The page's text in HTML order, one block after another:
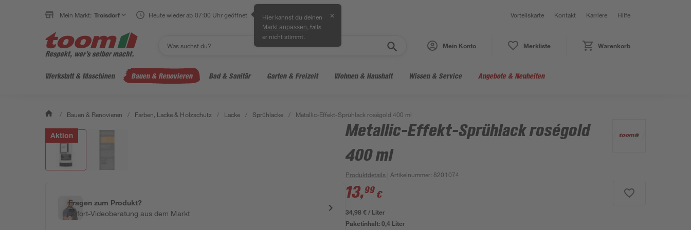
Mein Markt: Troisdorf Heute wieder ab 07:00 Uhr geöffnet Hier kannst du deinen
Markt anpassen , falls
er nicht stimmt.
✕ Vorteilskarte Kontakt Karriere Hilfe
Mein Konto Merkliste Warenkorb
Werkstatt & Maschinen Bauen & Renovieren Bad & Sanitär Garten & Freizeit Wohnen & Haushalt Wissen & Service Angebote & Neuheiten
/ Bauen & Renovieren / Farben, Lacke & Holzschutz / Lacke / Sprühlacke / Metallic-Effekt-Sprühlack roségold 400 ml
Aktion
Fragen zum Produkt?
Sofort-Videoberatung aus dem Markt
Metallic-Effekt-Sprühlack roségold
400 ml
Produktdetails | Artikelnummer: 8201074
13,99 €
34,98 € / Liter
Paketinhalt:0,4 Liter